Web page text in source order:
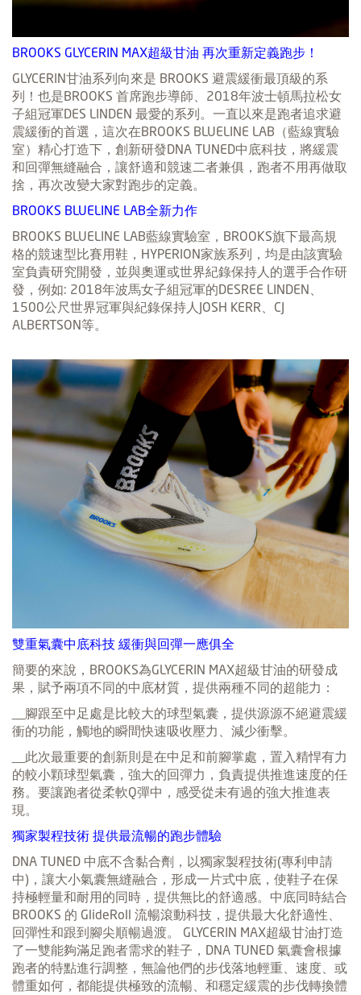
BROOKS GLYCERIN MAX超級甘油 再次重新定義跑步！
GLYCERIN甘油系列向來是 BROOKS 避震緩衝最頂級的系
列！也是BROOKS 首席跑步導師、2018年波士頓馬拉松女
子組冠軍DES LINDEN 最愛的系列。一直以來是跑者追求避
震緩衝的首選，這次在BROOKS BLUELINE LAB（藍線實驗
室）精心打造下，創新研發DNA TUNED中底科技，將緩震
和回彈無縫融合，讓舒適和競速二者兼俱，跑者不用再做取
捨，再次改變大家對跑步的定義。
BROOKS BLUELINE LAB全新力作
BROOKS BLUELINE LAB藍線實驗室，BROOKS旗下最高規
格的競速型比賽用鞋，HYPERION家族系列，均是由該實驗
室負責研究開發，並與奧運或世界紀錄保持人的選手合作研
發，例如: 2018年波馬女子組冠軍的DESREE LINDEN、
1500公尺世界冠軍與紀錄保持人JOSH KERR、CJ
ALBERTSON等。
雙重氣囊中底科技 緩衝與回彈一應俱全
簡要的來說，BROOKS為GLYCERIN MAX超級甘油的研發成
果，賦予兩項不同的中底材質，提供兩種不同的超能力：
__腳跟至中足處是比較大的球型氣囊，提供源源不絕避震緩
衝的功能，觸地的瞬間快速吸收壓力、減少衝擊。
__此次最重要的創新則是在中足和前腳掌處，置入精悍有力
的較小顆球型氣囊，強大的回彈力，負責提供推進速度的任
務。要讓跑者從柔軟Q彈中，感受從未有過的強大推進表
現。
獨家製程技術 提供最流暢的跑步體驗
DNA TUNED 中底不含黏合劑，以獨家製程技術(專利申請
中)，讓大小氣囊無縫融合，形成一片式中底，使鞋子在保
持極輕量和耐用的同時，提供無比的舒適感。中底同時結合
BROOKS 的 GlideRoll 流暢滾動科技，提供最大化舒適性、
回彈性和跟到腳尖順暢過渡。 GLYCERIN MAX超級甘油打造
了一雙能夠滿足跑者需求的鞋子，DNA TUNED 氣囊會根據
跑者的特點進行調整，無論他們的步伐落地輕重、速度、或
體重如何，都能提供極致的流暢、和穩定緩震的步伐轉換體